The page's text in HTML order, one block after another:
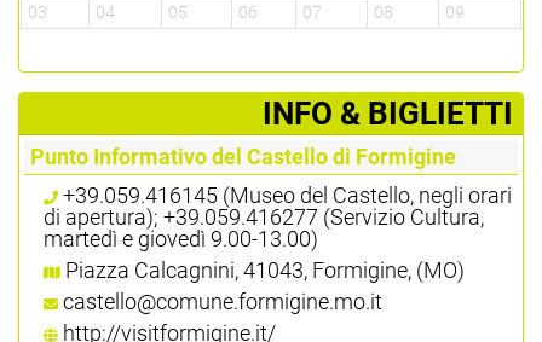
03
04 05 06 07 08 09
­INFO & BIGLIETTI
Punto Informativo del Castello di Formigine
+39.059.416145 (Museo del Castello, negli orari
di apertura); +39.059.416277 (Servizio Cultura,
martedì e giovedì 9.00-13.00)
Piazza Calcagnini, 41043, Formigine, (MO)
castello@comune.formigine.mo.it
http://visitformigine.it/